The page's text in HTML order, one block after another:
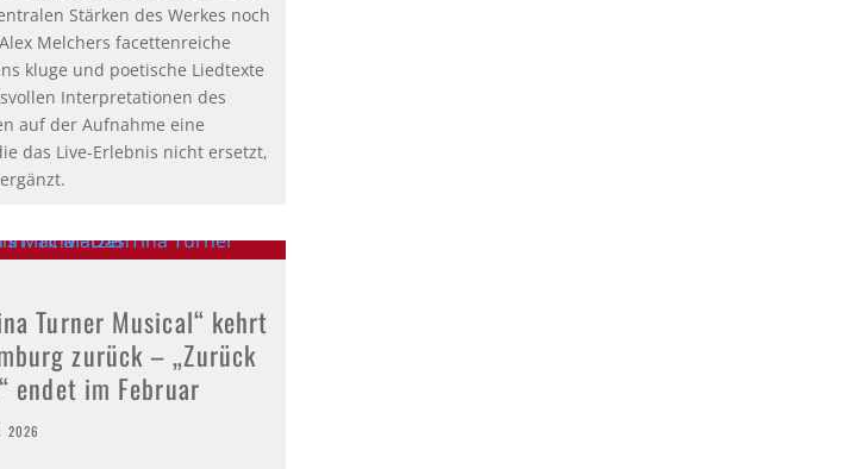
Stärken des Werkes noch
Melchers facettenreiche
kluge und poetische Liedtexte
Interpretationen des
auf der Aufnahme eine
das Live-Erlebnis nicht ersetzt,
Turner Musical“ kehrt
zurück – „Zurück
endet im Februar
2026